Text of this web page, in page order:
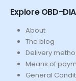
Explore OBD-
About
The blog
Delivery
Means of
General